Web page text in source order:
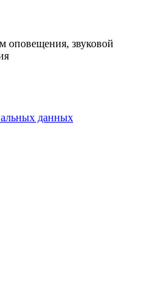
оповещения, звуковой
данных